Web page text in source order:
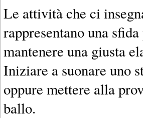
Le attività che ci
rappresentano una
mantenere una giusta
Iniziare a suonare uno
oppure mettere alla
ballo.